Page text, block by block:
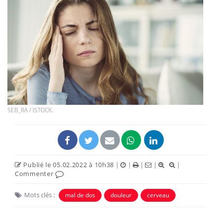
SEB_RA / ISTOCK.
Publié le 05.02.2022 à 10h38 | | | |
|
Commenter
Mots clés : mal de dos douleur cerveau